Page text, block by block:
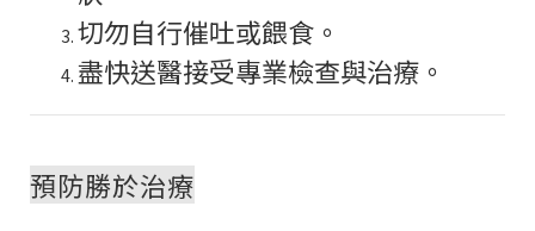
切勿自行催吐或餵食。
盡快送醫接受專業檢查與治療。
預防勝於治療